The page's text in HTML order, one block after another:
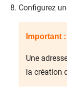
Configurez
Important :
Une
la création